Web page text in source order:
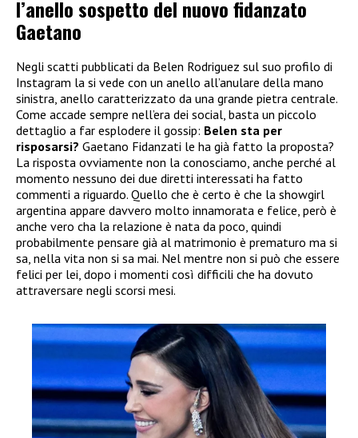
l’anello sospetto del nuovo fidanzato
Gaetano
Negli scatti pubblicati da Belen Rodriguez sul suo profilo di
Instagram la si vede con un anello all’anulare della mano
sinistra, anello caratterizzato da una grande pietra centrale.
Come accade sempre nell’era dei social, basta un piccolo
dettaglio a far esplodere il gossip: Belen sta per
risposarsi? Gaetano Fidanzati le ha già fatto la proposta?
La risposta ovviamente non la conosciamo, anche perché al
momento nessuno dei due diretti interessati ha fatto
commenti a riguardo. Quello che è certo è che la showgirl
argentina appare davvero molto innamorata e felice, però è
anche vero cha la relazione è nata da poco, quindi
probabilmente pensare già al matrimonio è prematuro ma si
sa, nella vita non si sa mai. Nel mentre non si può che essere
felici per lei, dopo i momenti così difficili che ha dovuto
attraversare negli scorsi mesi.